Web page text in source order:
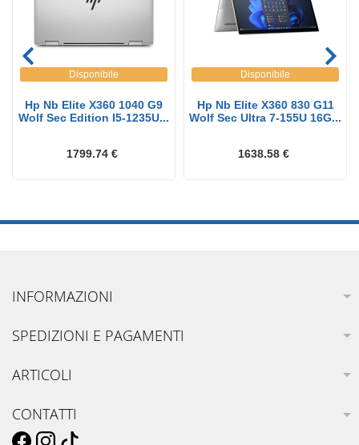
Disponibile
Hp Nb Elite X360 1040 G9
Wolf Sec Edition I5-1235U...
1799.74 €
Disponibile
Hp Nb Elite X360 830 G11
Wolf Sec Ultra 7-155U 16G...
1638.58 €
INFORMAZIONI
SPEDIZIONI E PAGAMENTI
ARTICOLI
CONTATTI